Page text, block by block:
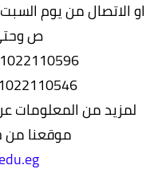
ص وحتى
– 01022110549
- 01004964977
لمزيد من المعلومات
موقعنا من